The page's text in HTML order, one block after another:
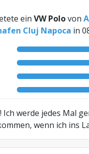
ein VW Polovon
Cluj Napoca in
Ich werde jedes Mal
wenn ich ins
AI